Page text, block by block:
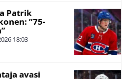
Patrik
”75-
18:03
avasi